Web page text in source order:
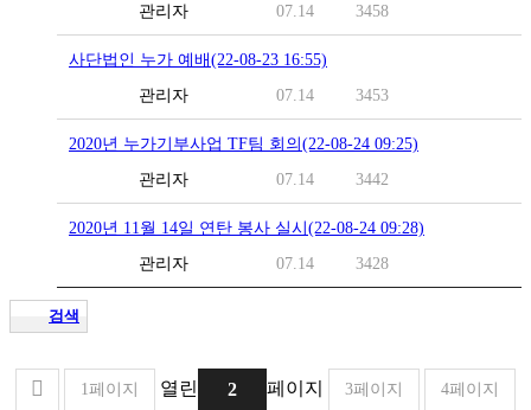
관리자
07.14 3458
사단법인 누가 예배(22-08-23 16:55)
관리자
07.14 3453
2020년 누가기부사업 TF팀 회의(22-08-24 09:25)
관리자
07.14 3442
2020년 11월 14일 연탄 봉사 실시(22-08-24 09:28)
관리자
07.14 3428
검색
1페이지 열린 2 페이지 3페이지 4페이지